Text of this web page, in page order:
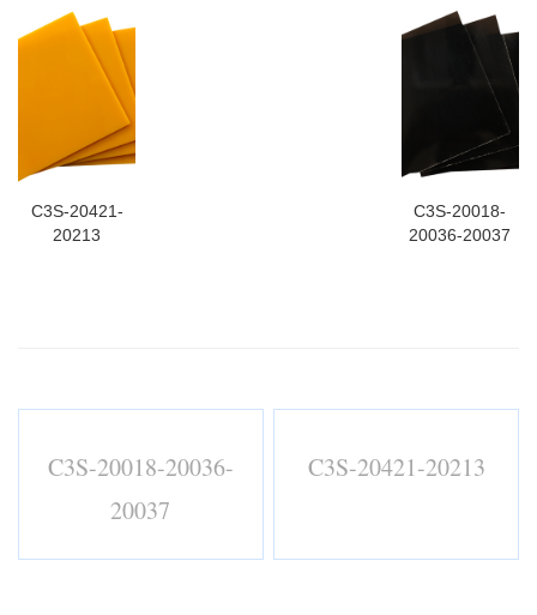
C3S-20421-
20213
C3S-20018-
20036-20037
C3S-20018-20036-
20037
C3S-20421-20213